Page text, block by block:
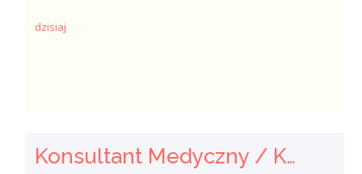
dzisiaj
Konsultant Medyczny / Konsultantka Medyczna w sklepie medycznym (Fizjoterapeuta, Technik farmaceutyczny, Technik ortopeda)